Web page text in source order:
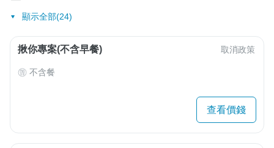
顯示全部(24)
揪你專案(不含早餐) 取消政策
不含餐
查看價錢